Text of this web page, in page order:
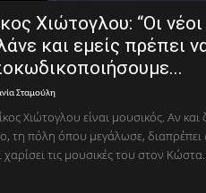
Χιώτογλου: “Οι
και εμείς πρέπει
Σταμούλη
Χιώτογλου είναι μουσικός. Αν και
τη πόλη όπου μεγάλωσε, διαπρέπει
χαρίσει τις μουσικές του στον